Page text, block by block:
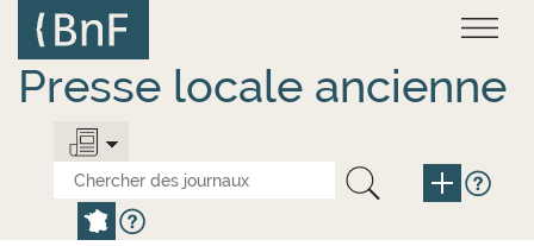
contenu
principal
Presse locale ancienne
Panneau de gestion des cookies